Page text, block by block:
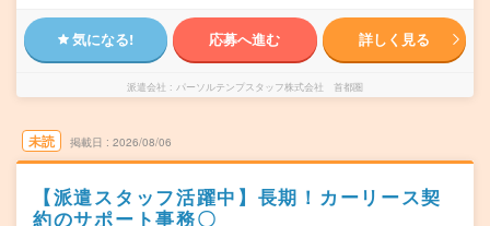
気になる! 応募へ進む 詳しく見る
派遣会社 パーソルテンプスタッフ株式会社 首都圏
未読 掲載日 2026/08/06
【派遣スタッフ活躍中】長期！カーリース契
約のサポート事務〇